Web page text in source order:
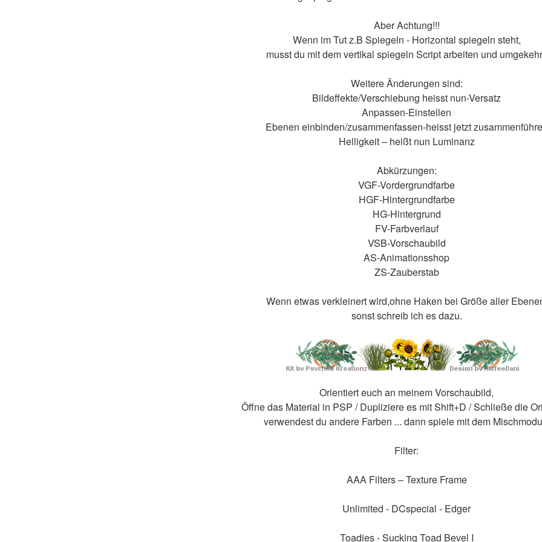
Aber Achtung!!!
Wenn im Tut z.B Spiegeln - Horizontal spiegeln steht,
musst du mit dem vertikal spiegeln Script arbeiten und
Weitere Änderungen sind:
Bildeffekte/Verschiebung heisst nun-Versatz
Anpassen-Einstellen
Ebenen einbinden/zusammenfassen-heisst jetzt
Helligkeit – heißt nun Luminanz
Abkürzungen:
VGF-Vordergrundfarbe
HGF-Hintergrundfarbe
HG-Hintergrund
FV-Farbverlauf
VSB-Vorschaubild
AS-Animationsshop
ZS-Zauberstab
Wenn etwas verkleinert wird,ohne Haken bei Größe aller
sonst schreib ich es dazu.
Orientiert euch an meinem Vorschaubild,
Öffne das Material in PSP / Dupliziere es mit Shift+D / Schließe die
verwendest du andere Farben ... dann spiele mit dem
Filter:
AAA Filters – Texture Frame
Unlimited - DCspecial - Edger
Toadies - Sucking Toad Bevel I